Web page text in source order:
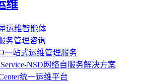
维
运维智能体
务管理咨询
一站式运维管理服务
NSD网络自服务解决方案
统一运维平台